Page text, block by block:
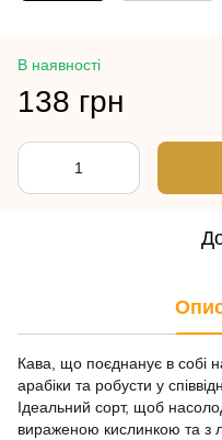
В наявності
138 грн
Кава, що поєднанує в собі
арабіки та робусти у
Ідеальний сорт, щоб
вираженою кислинкою та з